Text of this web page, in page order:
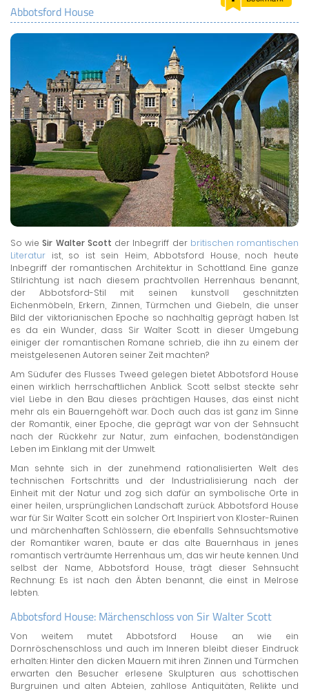
ENGLISCH
ENGLAND ZUHAUSE
BRITISH SHOP
Abbotsford House
So wieSir Walter Scott der Inbegriff der britischen romantischen
Literatur ist, so ist sein Heim, Abbotsford House, noch heute
Inbegriff der romantischen Architektur in Schottland. Eine ganze
Stilrichtung ist nach diesem prachtvollen Herrenhaus benannt,
der Abbotsford-Stil mit seinen kunstvoll geschnitzten
Eichenmöbeln, Erkern, Zinnen, Türmchen und Giebeln, die unser
Bild der viktorianischen Epoche so nachhaltig geprägt haben. Ist
es da ein Wunder, dass Sir Walter Scott in dieser Umgebung
einiger der romantischen Romane schrieb, die ihn zu einem der
meistgelesenen Autoren seiner Zeit machten?
Am Südufer des Flusses Tweed gelegen bietet Abbotsford House
einen wirklich herrschaftlichen Anblick. Scott selbst steckte sehr
viel Liebe in den Bau dieses prächtigen Hauses, das einst nicht
mehr als ein Bauerngehöft war. Doch auch das ist ganz im Sinne
der Romantik, einer Epoche, die geprägt war von der Sehnsucht
nach der Rückkehr zur Natur, zum einfachen, bodenständigen
Leben im Einklang mit der Umwelt.
Man sehnte sich in der zunehmend rationalisierten Welt des
technischen Fortschritts und der Industrialisierung nach der
Einheit mit der Natur und zog sich dafür an symbolische Orte in
einer heilen, ursprünglichen Landschaft zurück. Abbotsford House
war für Sir Walter Scott ein solcher Ort. Inspiriert von Kloster-Ruinen
und märchenhaften Schlössern, die ebenfalls Sehnsuchtsmotive
der Romantiker waren, baute er das alte Bauernhaus in jenes
romantisch verträumte Herrenhaus um, das wir heute kennen. Und
selbst der Name, Abbotsford House, trägt dieser Sehnsucht
Rechnung: Es ist nach den Äbten benannt, die einst in Melrose
lebten.
Abbotsford House: Märchenschloss von Sir Walter Scott
Von weitem mutet Abbotsford House an wie ein
Dornröschenschloss und auch im Inneren bleibt dieser Eindruck
erhalten: Hinter den dicken Mauern mit ihren Zinnen und Türmchen
erwarten den Besucher erlesene Skulpturen aus schottischen
Burgruinen und alten Abteien, zahllose Antiquitäten, Relikte und